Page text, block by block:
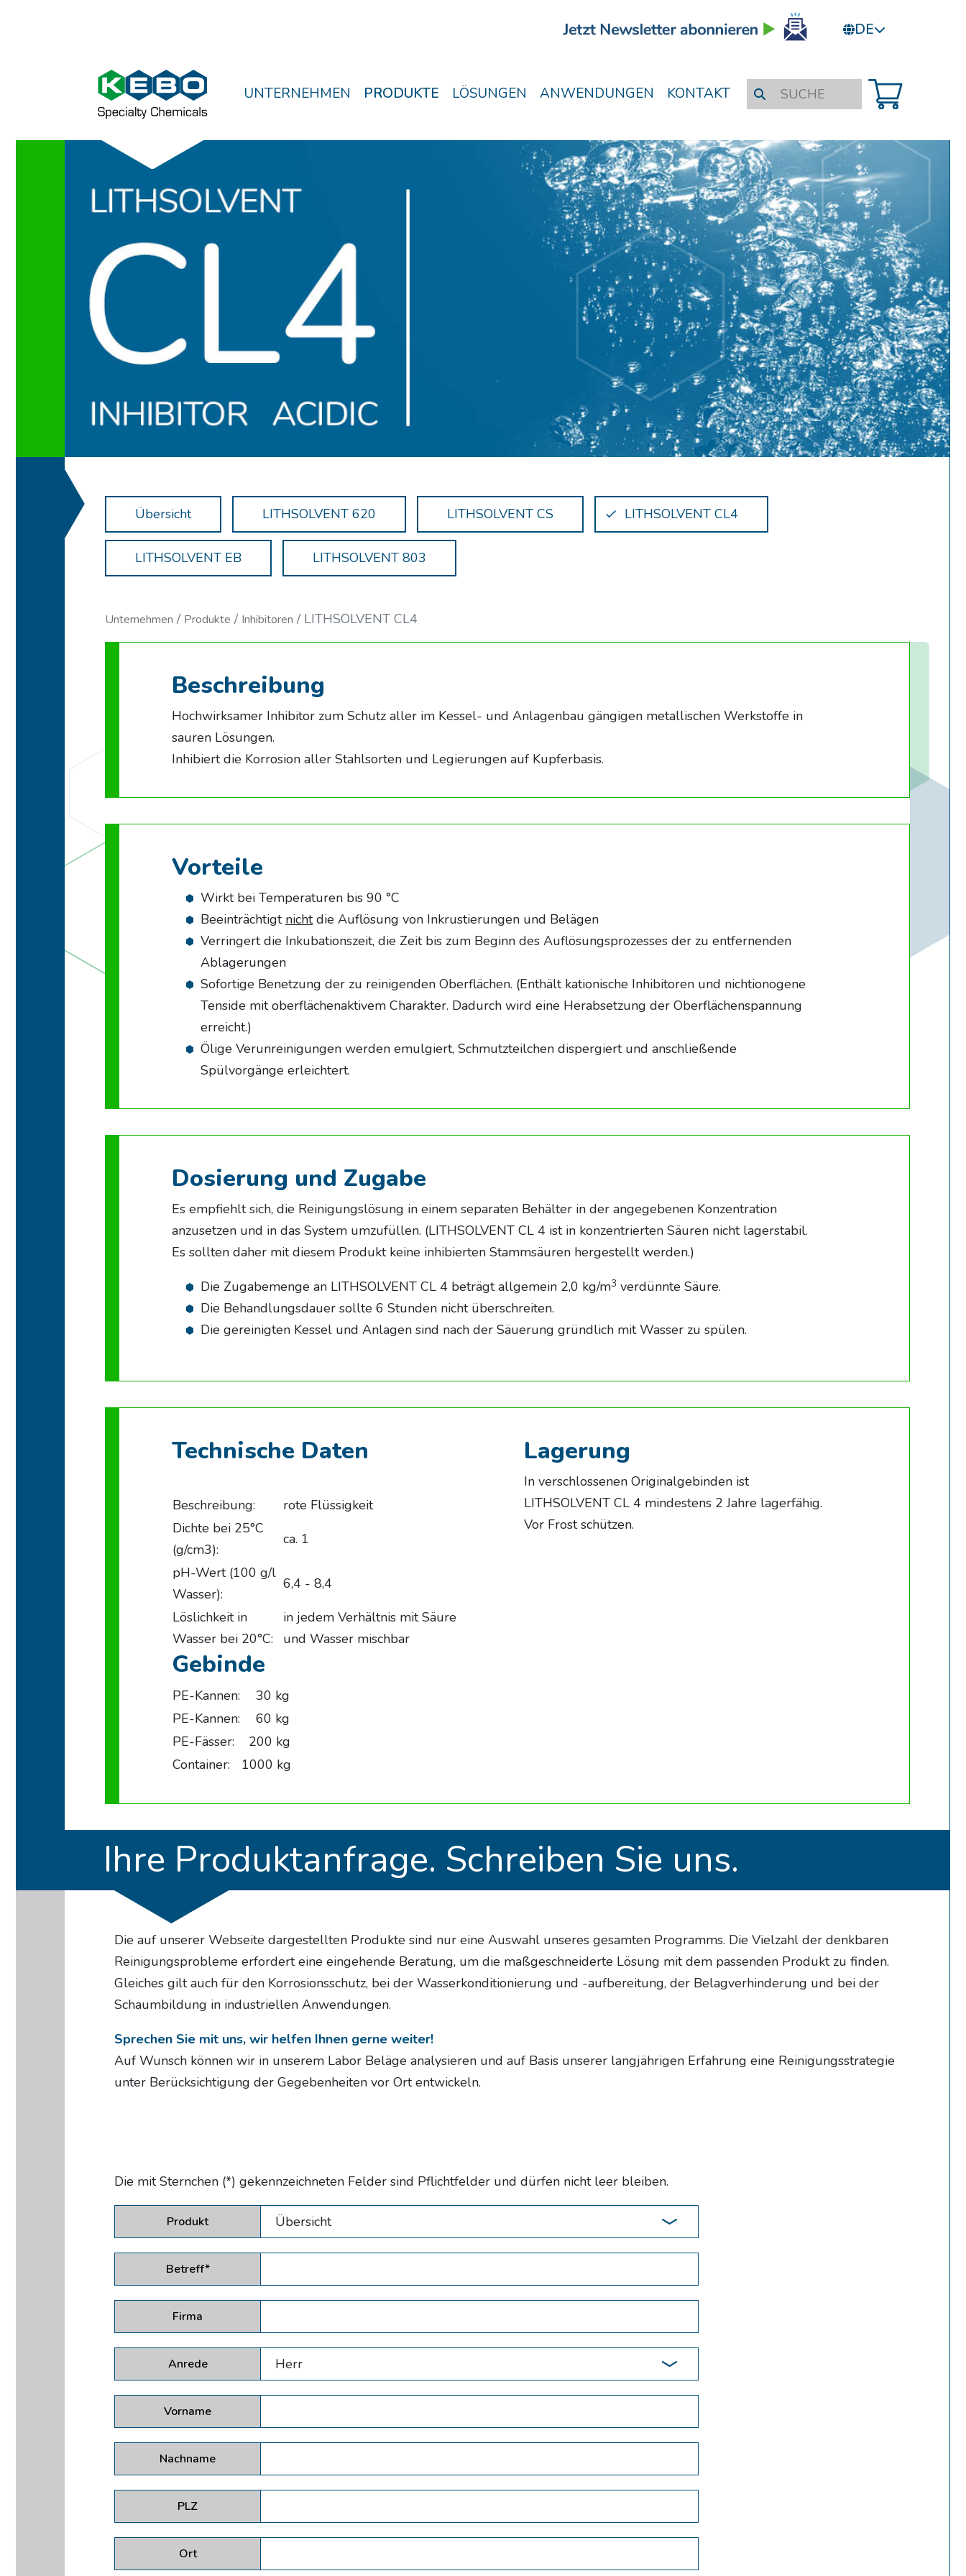
DE
UNTERNEHMEN PRODUKTE LÖSUNGEN ANWENDUNGEN KONTAKT
Übersicht LITHSOLVENT 620 LITHSOLVENT CS LITHSOLVENT CL4
LITHSOLVENT EB LITHSOLVENT 803
Unternehmen Produkte Inhibitoren LITHSOLVENT CL4
Beschreibung
Hochwirksamer Inhibitor zum Schutz aller im Kessel- und Anlagenbau gängigen metallischen Werkstoffe in
sauren Lösungen.
Inhibiert die Korrosion aller Stahlsorten und Legierungen auf Kupferbasis.
Vorteile
Wirkt bei Temperaturen bis 90 °C
Beeinträchtigt nichtdie Auflösung von Inkrustierungen und Belägen
Verringert die Inkubationszeit, die Zeit bis zum Beginn des Auflösungsprozesses der zu entfernenden
Ablagerungen
Sofortige Benetzung der zu reinigenden Oberflächen. (Enthält kationische Inhibitoren und nichtionogene
Tenside mit oberflächenaktivem Charakter. Dadurch wird eine Herabsetzung der Oberflächenspannung
erreicht.)
Ölige Verunreinigungen werden emulgiert, Schmutzteilchen dispergiert und anschließende
Spülvorgänge erleichtert.
Dosierung und Zugabe
Es empfiehlt sich, die Reinigungslösung in einem separaten Behälter in der angegebenen Konzentration
anzusetzen und in das System umzufüllen. (LITHSOLVENT CL 4 ist in konzentrierten Säuren nicht lagerstabil.
Es sollten daher mit diesem Produkt keine inhibierten Stammsäuren hergestellt werden.)
Die Zugabemenge an LITHSOLVENT CL 4 beträgt allgemein 2,0 kg/m3 verdünnte Säure.
Die Behandlungsdauer sollte 6 Stunden nicht überschreiten.
Die gereinigten Kessel und Anlagen sind nach der Säuerung gründlich mit Wasser zu spülen.
Technische Daten
Beschreibung:
rote Flüssigkeit
Dichte bei 25°C
(g/cm3):
ca. 1
pH-Wert (100 g/l
Wasser):
6,4 - 8,4
Löslichkeit in
Wasser bei 20°C:
in jedem Verhältnis mit Säure
und Wasser mischbar
Gebinde
PE-Kannen:
30 kg
PE-Kannen:
60 kg
PE-Fässer:
200 kg
Container:
1000 kg
Lagerung
In verschlossenen Originalgebinden ist
LITHSOLVENT CL 4 mindestens 2 Jahre lagerfähig.
Vor Frost schützen.
Ihre Produktanfrage. Schreiben Sie uns.
Die auf unserer Webseite dargestellten Produkte sind nur eine Auswahl unseres gesamten Programms. Die Vielzahl der denkbaren
Reinigungsprobleme erfordert eine eingehende Beratung, um die maßgeschneiderte Lösung mit dem passenden Produkt zu finden.
Gleiches gilt auch für den Korrosionsschutz, bei der Wasserkonditionierung und -aufbereitung, der Belagverhinderung und bei der
Schaumbildung in industriellen Anwendungen.
Sprechen Sie mit uns, wir helfen Ihnen gerne weiter!
Auf Wunsch können wir in unserem Labor Beläge analysieren und auf Basis unserer langjährigen Erfahrung eine Reinigungsstrategie
unter Berücksichtigung der Gegebenheiten vor Ort entwickeln.
Die mit Sternchen (*) gekennzeichneten Felder sind Pflichtfelder und dürfen nicht leer bleiben.
Produkt
Betreff*
Firma
Anrede
Vorname
Nachname
PLZ
Ort